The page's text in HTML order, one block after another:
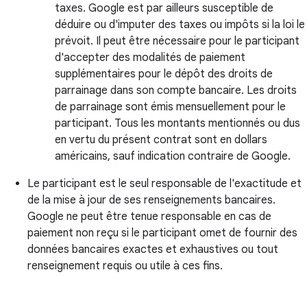
taxes. Google est par ailleurs susceptible de
déduire ou d'imputer des taxes ou impôts si la loi le
prévoit. Il peut être nécessaire pour le participant
d'accepter des modalités de paiement
supplémentaires pour le dépôt des droits de
parrainage dans son compte bancaire. Les droits
de parrainage sont émis mensuellement pour le
participant. Tous les montants mentionnés ou dus
en vertu du présent contrat sont en dollars
américains, sauf indication contraire de Google.
Le participant est le seul responsable de l'exactitude et
de la mise à jour de ses renseignements bancaires.
Google ne peut être tenue responsable en cas de
paiement non reçu si le participant omet de fournir des
données bancaires exactes et exhaustives ou tout
renseignement requis ou utile à ces fins.